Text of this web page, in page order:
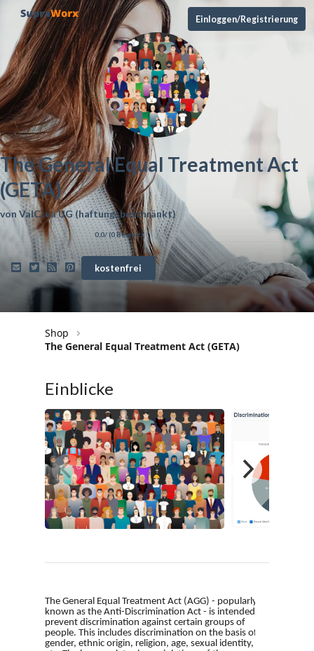
Einloggen/Registrierung
The General Equal Treatment Act
(GETA)
von ValCrea UG (haftungsbeschränkt)
0,0/ (0 Bewert.)
kostenfrei
Shop
The General Equal Treatment Act (GETA)
Einblicke